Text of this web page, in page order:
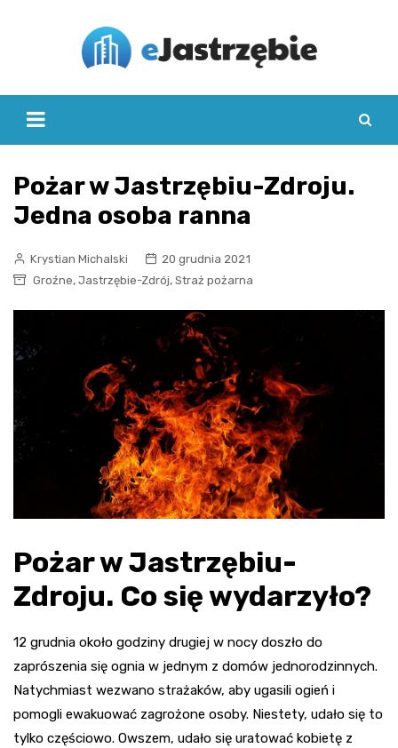
Pożar w Jastrzębiu-Zdroju.
Jedna osoba ranna
Krystian Michalski
20 grudnia 2021
Groźne, Jastrzębie-Zdrój, Straż pożarna
Pożar w Jastrzębiu-
Zdroju. Co się wydarzyło?
12 grudnia około godziny drugiej w nocy doszło do
zaprószenia się ognia w jednym z domów jednorodzinnych.
Natychmiast wezwano strażaków, aby ugasili ogień i
pomogli ewakuować zagrożone osoby. Niestety, udało się to
tylko częściowo. Owszem, udało się uratować kobietę z